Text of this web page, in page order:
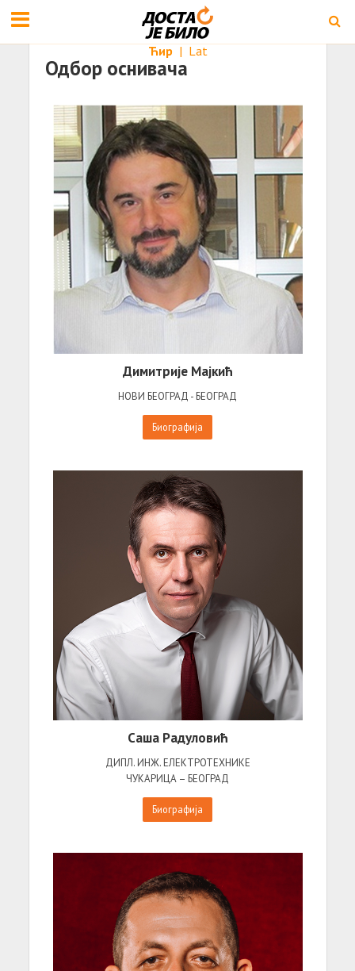
Ћир | Lat
Одбор оснивача
Димитрије Мајкић
НОВИ БЕОГРАД - БЕОГРАД
Биографија
Саша Радуловић
ДИПЛ. ИНЖ. ЕЛЕКТРОТЕХНИКЕ
ЧУКАРИЦА – БЕОГРАД
Биографија